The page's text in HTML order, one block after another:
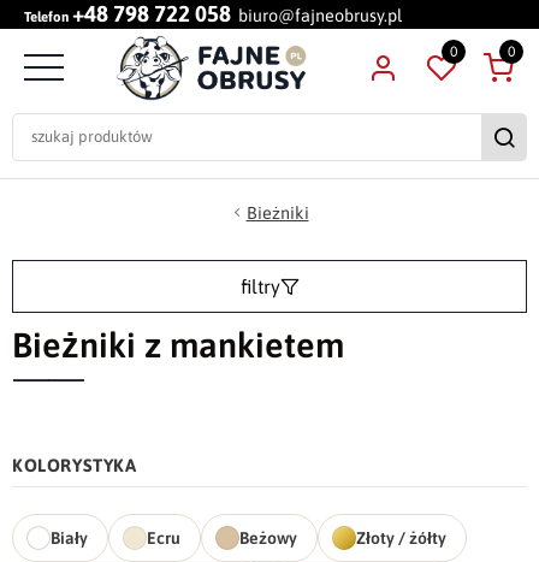
Telefon +48 798 722 058 biuro@fajneobrusy.pl
0 0
Bieżniki
filtry
Bieżniki z mankietem
KOLORYSTYKA
Biały Ecru Beżowy Złoty / żółty